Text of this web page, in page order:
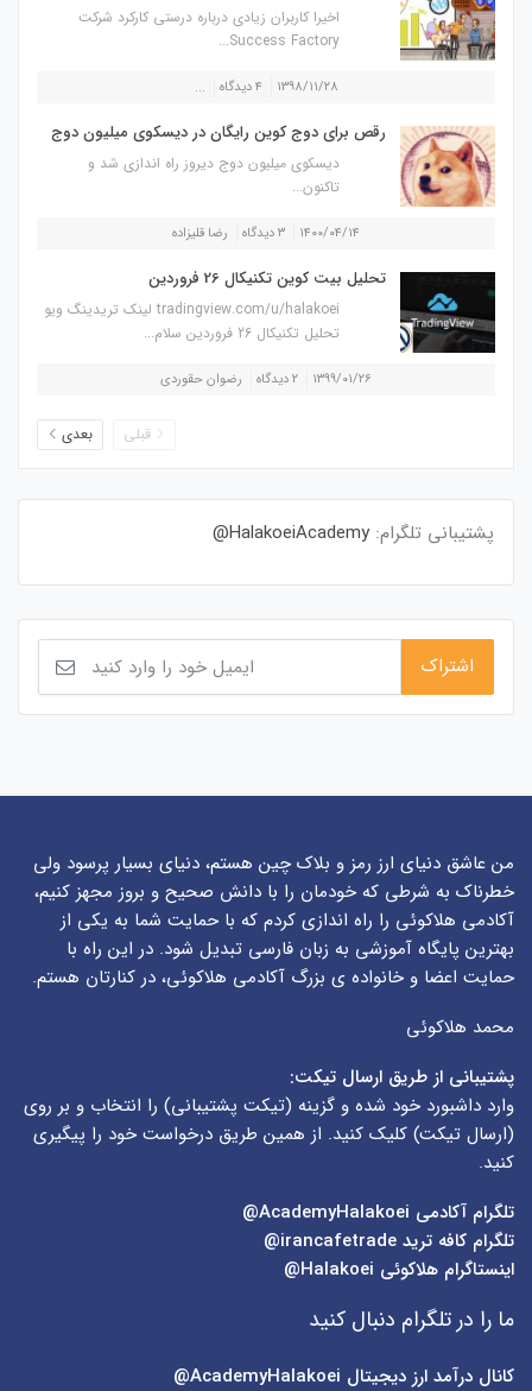
اخیرا کاربران زیادی درباره درستی کارکرد شرکت
Success Factory...
۱۳۹۸/۱۱/۲۸ ۴ دیدگاه ...
رقص برای دوج کوین رایگان در دیسکوی میلیون دوج
دیسکوی میلیون دوج دیروز راه اندازی شد و
تاکنون...
۱۴۰۰/۰۴/۱۴ ۳ دیدگاه رضا قلیزاده
تحلیل بیت کوین تکنیکال 26 فروردین
tradingview.com/u/halakoei لینک تریدینگ ویو
تحلیل تکنیکال 26 فروردین سلام...
۱۳۹۹/۰۱/۲۶ ۲ دیدگاه رضوان حقوردی
قبلی بعدی
پشتیبانی تلگرام: HalakoeiAcademy@
من عاشق دنیای ارز رمز و بلاک چین هستم، دنیای بسیار پرسود ولی
خطرناک به شرطی که خودمان را با دانش صحیح و بروز مجهز کنیم،
آکادمی هلاکوئی را راه اندازی کردم که با حمایت شما به یکی از
بهترین پایگاه آموزشی به زبان فارسی تبدیل شود. در این راه با
حمایت اعضا و خانواده ی بزرگ آکادمی هلاکوئی، در کنارتان هستم.
محمد هلاکوئی
پشتیبانی از طریق ارسال تیکت:
وارد داشبورد خود شده و گزینه (تیکت پشتیبانی) را انتخاب و بر روی
(ارسال تیکت) کلیک کنید. از همین طریق درخواست خود را پیگیری
کنید.
تلگرام آکادمی
تلگرام کافه ترید irancafetrade@
اینستاگرام هلاکوئی Halakoei@
ما را در تلگرام دنبال کنید
کانال درآمد ارز دیجیتال AcademyHalakoei@